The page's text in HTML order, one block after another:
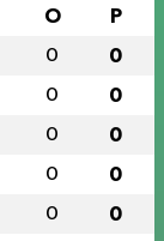
O P
0 0
0 0
0 0
0 0
0 0